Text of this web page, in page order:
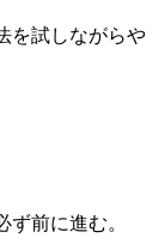
を試しながらや
前に進む。